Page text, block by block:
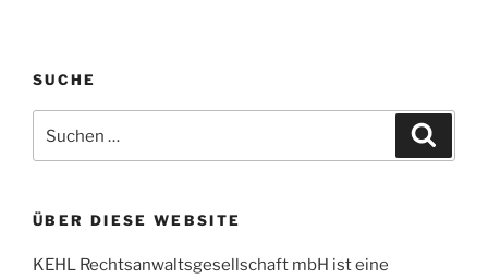
SUCHE
nach:
ÜBER DIESE WEBSITE
KEHL Rechtsanwaltsgesellschaft mbH ist eine